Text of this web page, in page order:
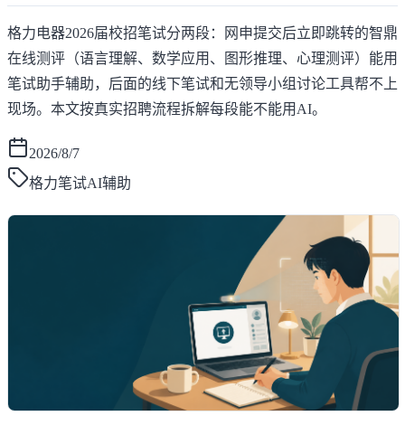
格力电器2026届校招笔试分两段：网申提交后立即跳转的智鼎
在线测评（语言理解、数学应用、图形推理、心理测评）能用
笔试助手辅助，后面的线下笔试和无领导小组讨论工具帮不上
现场。本文按真实招聘流程拆解每段能不能用AI。
2026/8/7
格力笔试AI辅助